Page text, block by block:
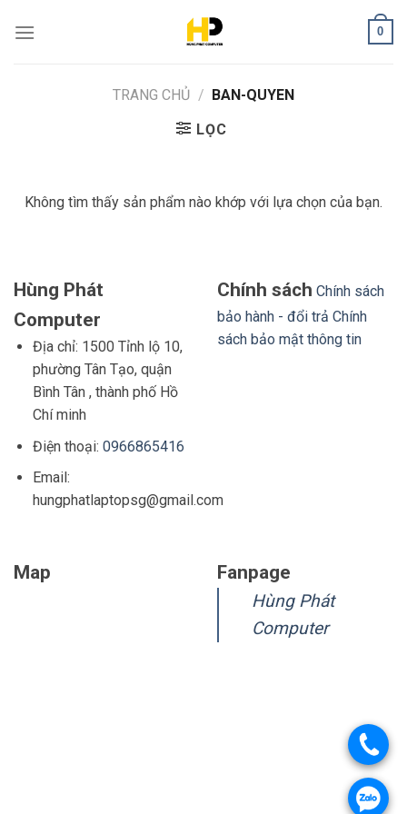
0
TRANG CHỦ / BAN-QUYEN
LỌC
Không tìm thấy sản phẩm nào khớp với lựa chọn của bạn.
Hùng Phát
Computer
Địa chỉ: 1500 Tỉnh lộ 10,
phường Tân Tạo, quận
Bình Tân , thành phố Hồ
Chí minh
Điện thoại: 0966865416
Email:
hungphatlaptopsg@gmail.com
Chính sách Chính sách
bảo hành - đổi trả Chính
sách bảo mật thông tin
Map Fanpage
Hùng Phát
Computer
.
.